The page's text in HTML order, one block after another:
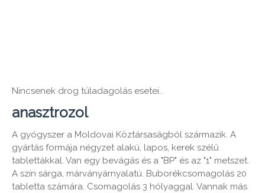
Nincsenek drog túladagolás esetei..
anasztrozol
A gyógyszer a Moldovai Köztársaságból származik. A
gyártás formája négyzet alakú, lapos, kerek szélű
tablettákkal. Van egy bevágás és a "BP" és az "1" metszet.
A szín sárga, márványárnyalatú. Buborékcsomagolás 20
tabletta számára. Csomagolás 3 hólyaggal. Vannak más